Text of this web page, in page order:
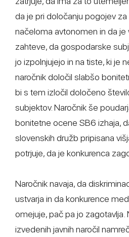
da je pri določanju pogojev
načeloma avtonomen in da je
zahteve, da gospodarske
jo izpolnjujejo in na tiste, ki je
naročnik določil slabšo
bi s tem izločil določeno
subjektov. Naročnik še
bonitetne ocene SB6 izhaja,
slovenskih družb pripisana
potrjuje, da je konkurenca
Naročnik navaja, da
ustvarja in da konkurence
omejuje, pač pa jo zagotavlja.
izvedenih javnih naročil